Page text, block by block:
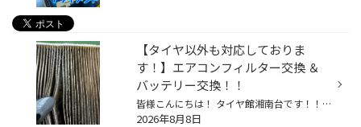
【タイヤ以外も対応しておりま
す！】エアコンフィルター交換 ＆
バッテリー交換！！
皆様こんにちは！ タイヤ館湘南台です！！ お店の名前は、「タイヤ館」ですが、 タイヤ以外も対応しております！！ 今回は、 エアコンフィルター交換＆バッテリーの交換を させていただきましたのでご紹介します！ 最初はエアコンフィルター交換！ 交換する前のフィルターがこちら↓↓ ホコリがぎっし...
2026年8月8日